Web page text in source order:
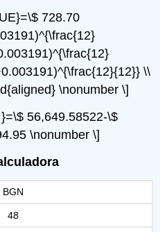
728.70
\\
\nonumber \]
56,649.58522-\$
\nonumber \]
BGN
48